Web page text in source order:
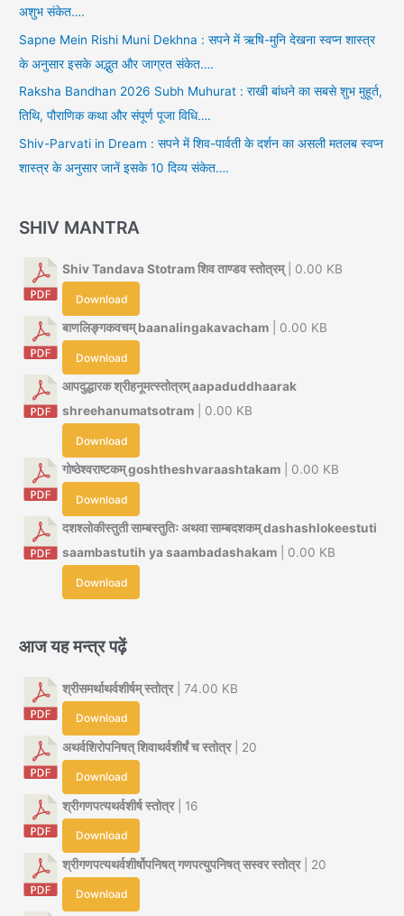
अशुभ संकेत….
Sapne Mein Rishi Muni Dekhna : सपने में ऋषि-मुनि देखना स्वप्न शास्त्र
के अनुसार इसके अद्भुत और जाग्रत संकेत….
Raksha Bandhan 2026 Subh Muhurat : राखी बांधने का सबसे शुभ मुहूर्त,
तिथि, पौराणिक कथा और संपूर्ण पूजा विधि….
Shiv-Parvati in Dream : सपने में शिव-पार्वती के दर्शन का असली मतलब स्वप्न
शास्त्र के अनुसार जानें इसके 10 दिव्य संकेत….
SHIV MANTRA
Shiv Tandava Stotram शिव ताण्डव स्तोत्रम्| 0.00 KB
Download
बाणलिङ्गकवचम् baanalingakavacham | 0.00 KB
Download
आपदुद्धारक श्रीहनूमत्स्तोत्रम् aapaduddhaarak
shreehanumatsotram | 0.00 KB
Download
गोष्ठेश्वराष्टकम् goshtheshvaraashtakam | 0.00 KB
Download
दशश्लोकीस्तुती साम्बस्तुतिः अथवा साम्बदशकम् dashashlokeestuti
saambastutih ya saambadashakam | 0.00 KB
Download
आज यह मन्त्र पढ़ें
श्रीसमर्थाथर्वशीर्षम् स्तोत्र| 74.00 KB
Download
अथर्वशिरोपनिषत् शिवाथर्वशीर्षं च स्तोत्र| 20
Download
श्रीगणपत्यथर्वशीर्ष स्तोत्र| 16
Download
श्रीगणपत्यथर्वशीर्षोपनिषत् गणपत्युपनिषत् सस्वर स्तोत्र| 20
Download